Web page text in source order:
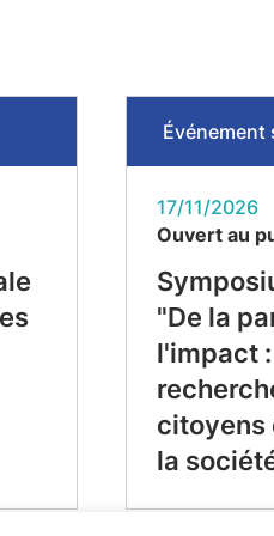
17/11/2026
Ouvert au
"De la
l'impact
citoyens
la